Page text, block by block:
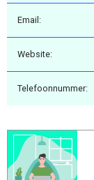
Email:
Website:
Telefoonnummer: